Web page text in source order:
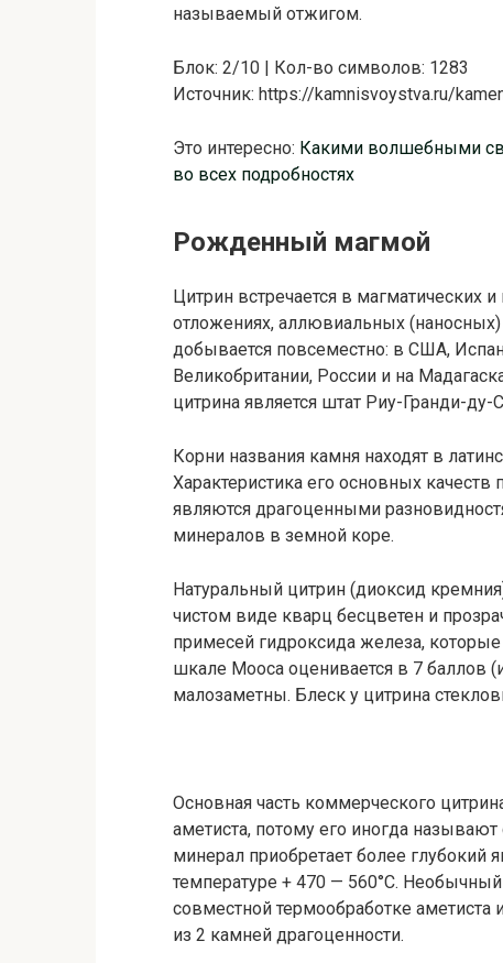
называемый отжигом.
Блок: 2/10 | Кол-во символов: 1283
Источник: https://kamnisvoystva.ru/
Это интересно: Какими волшебными
во всех подробностях
Рожденный магмой
Цитрин встречается в магматических
отложениях, аллювиальных
добывается повсеместно: в США,
Великобритании, России и на
цитрина является штат Риу-Гранди-
Корни названия камня находят в
Характеристика его основных качеств
являются драгоценными
минералов в земной коре.
Натуральный цитрин (диоксид
чистом виде кварц бесцветен и
примесей гидроксида железа,
шкале Мооса оценивается в 7 баллов
малозаметны. Блеск у цитрина
Основная часть коммерческого
аметиста, потому его иногда
минерал приобретает более глубокий
температуре + 470 — 560°С.
совместной термообработке
из 2 камней драгоценности.